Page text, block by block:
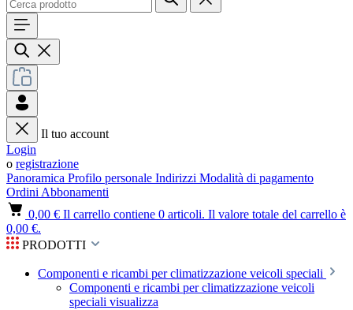
Il tuo account
Login
o registrazione
Panoramica Profilo personale Indirizzi Modalità di pagamento
Ordini Abbonamenti
0,00 € Il carrello contiene 0 articoli. Il valore totale del carrello è
0,00 €.
PRODOTTI
Componenti e ricambi per climatizzazione veicoli speciali
Componenti e ricambi per climatizzazione veicoli
speciali visualizza